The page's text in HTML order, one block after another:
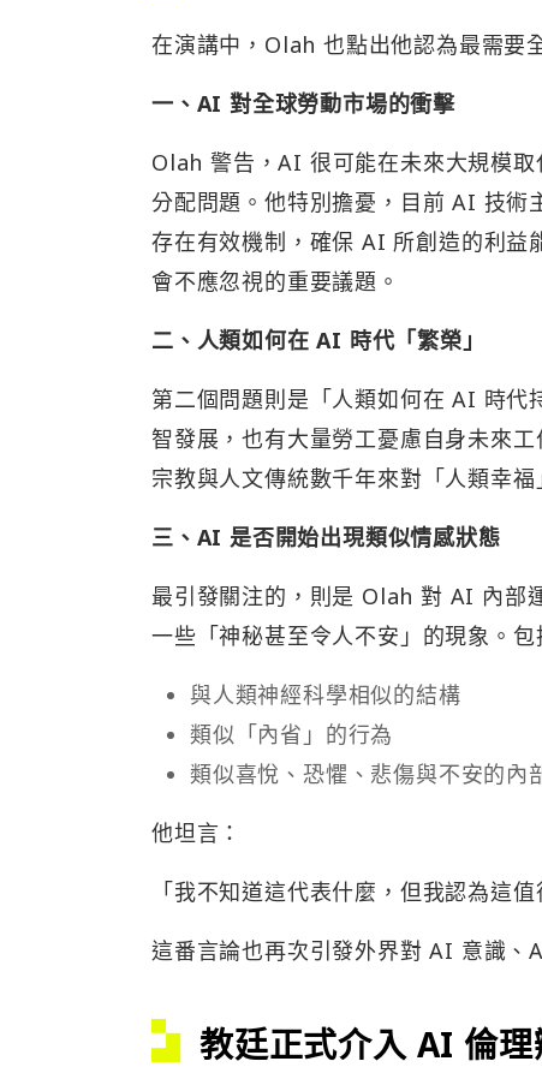
在演講中，Olah 也點出他認為最需要
一、AI 對全球勞動市場的衝擊
Olah 警告，AI 很可能在未來大規模
分配問題。他特別擔憂，目前 AI 技術
存在有效機制，確保 AI 所創造的利益
會不應忽視的重要議題。
二、人類如何在 AI 時代「繁榮」
第二個問題則是「人類如何在 AI 時
智發展，也有大量勞工憂慮自身未來
宗教與人文傳統數千年來對「人類幸
三、AI 是否開始出現類似情感狀態
最引發關注的，則是 Olah 對 AI 內部
一些「神秘甚至令人不安」的現象。包
與人類神經科學相似的結構
類似「內省」的行為
類似喜悅、恐懼、悲傷與不安的內
他坦言：
「我不知道這代表什麼，但我認為這值
這番言論也再次引發外界對 AI 意識、
教廷正式介入 AI 倫理